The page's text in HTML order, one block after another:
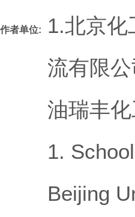
作者单位:
1.北京化
流有限
油瑞丰
1.
Beijing